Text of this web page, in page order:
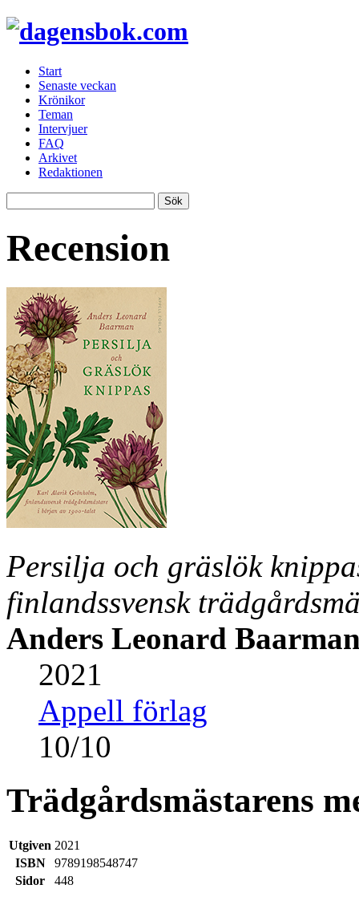
Start
Senaste veckan
Krönikor
Teman
Intervjuer
FAQ
Arkivet
Redaktionen
Recension
Persilja och gräslök
finlandssvensk
Anders Leonard
2021
Appell förlag
10/10
Trädgårdsmästarens
Utgiven 2021
ISBN
9789198548747
Sidor
448